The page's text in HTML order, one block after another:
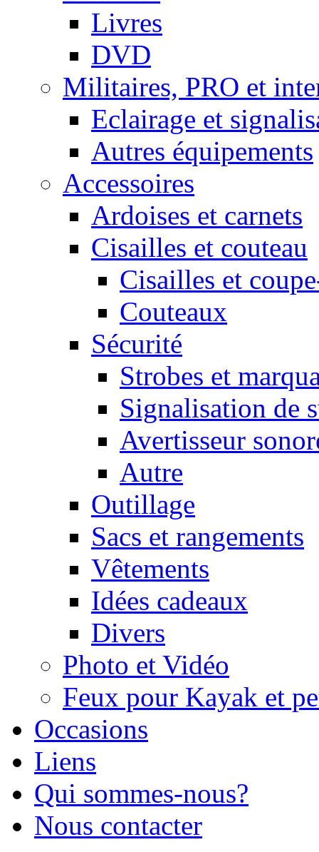
Livres
DVD
Militaires, PRO et
Eclairage et
Autres équipements
Accessoires
Ardoises et carnets
Cisailles et couteau
Cisailles et
Couteaux
Sécurité
Strobes et
Signalisation de
Avertisseur
Autre
Outillage
Sacs et rangements
Vêtements
Idées cadeaux
Divers
Photo et Vidéo
Feux pour Kayak et
Occasions
Liens
Qui sommes-nous?
Nous contacter